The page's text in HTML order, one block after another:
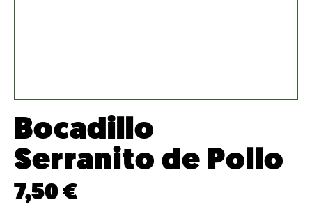
Bocadillo
Serranito de Pollo
7,50€